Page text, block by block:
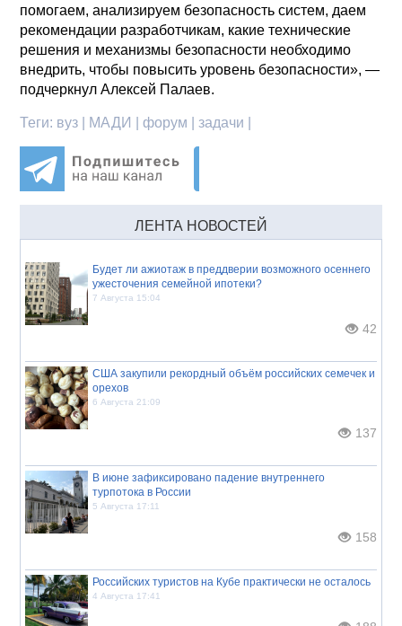
помогаем, анализируем безопасность систем, даем
рекомендации разработчикам, какие технические
решения и механизмы безопасности необходимо
внедрить, чтобы повысить уровень безопасности», —
подчеркнул Алексей Палаев.
Теги: вуз | МАДИ | форум | задачи |
ЛЕНТА НОВОСТЕЙ
Будет ли ажиотаж в преддверии возможного осеннего
ужесточения семейной ипотеки?
7 Августа 15:04
42
США закупили рекордный объём российских семечек и
орехов
6 Августа 21:09
137
В июне зафиксировано падение внутреннего
турпотока в России
5 Августа 17:11
158
Российских туристов на Кубе практически не осталось
4 Августа 17:41